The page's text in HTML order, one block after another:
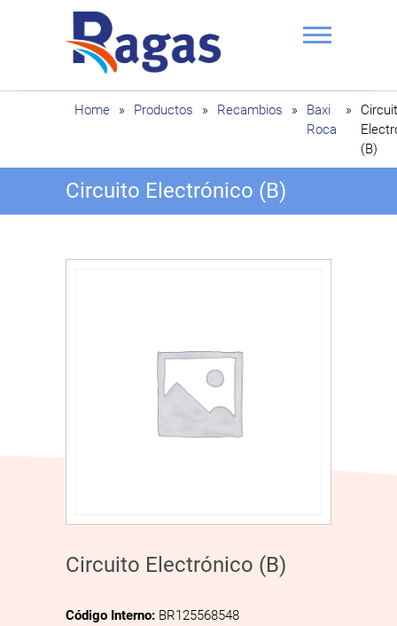
Ragas
Home » Productos » Recambios »
Baxi
Roca
»
(B)
Circuito Electrónico (B)
Circuito Electrónico (B)
Código Interno: BR125568548